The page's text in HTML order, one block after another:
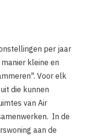
per jaar
kleine en
Voor elk
die kunnen
van Air
In de
aan de